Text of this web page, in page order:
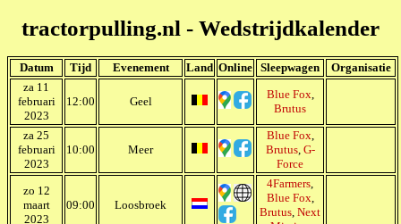
tractorpulling.nl - Wedstrijdkalender
Datum Tijd Evenement Land Online Sleepwagen
Organisatie
za 11
februari
2023
12:00 Geel
Blue Fox
Brutus
za 25
februari
2023
10:00 Meer
Blue Fox
Brutus, G-
Force
zo 12
maart
2023
09:00 Loosbroek
4Farmers
Blue Fox
Brutus Next